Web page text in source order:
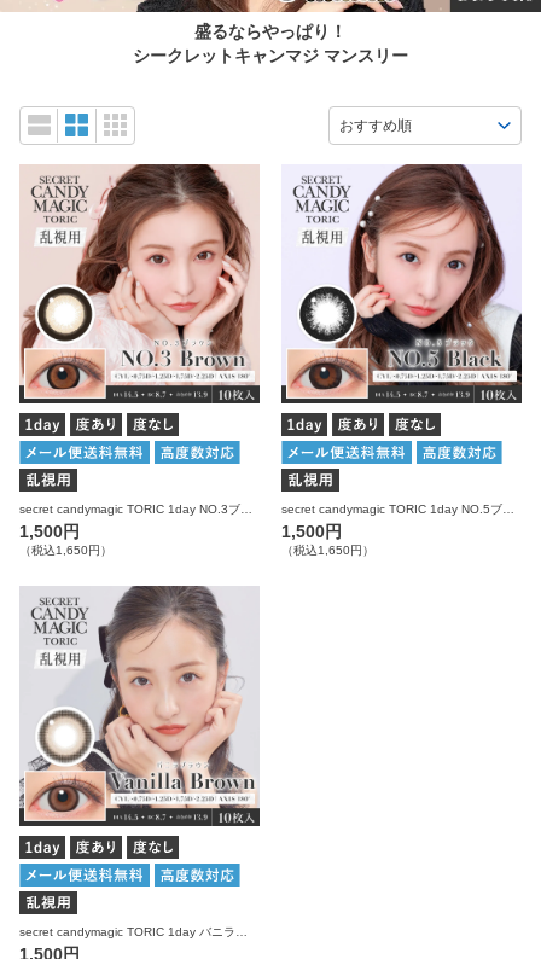
盛るならやっぱり！
シークレットキャンマジ マンスリー
secret candymagic TORIC 1day NO.3ブラウン 乱視用 10枚入り シークレットキャンディーマジック カラコン
1,500円
（税込1,650円）
secret candymagic TORIC 1day NO.5ブラック 乱視用 10枚入り シークレットキャンディーマジック カラコン
1,500円
（税込1,650円）
secret candymagic TORIC 1day バニラブラウン 乱視用 10枚入り シークレットキャンディーマジック カラコン
1,500円